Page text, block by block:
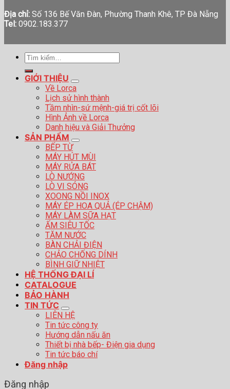
Địa chỉ: Số 136 Bế Văn Đàn, Phường Thanh Khê, TP Đà Nẵng
Tel: 0902.183.377
Tìm
kiếm:
GIỚI THIỆU
Về Lorca
Lịch sử hình thành
Tầm nhìn-sứ mệnh-giá trị cốt lõi
Hình Ảnh về Lorca
Danh hiệu và Giải Thưởng
SẢN PHẨM
BẾP TỪ
MÁY HÚT MÙI
MÁY RỬA BÁT
LÒ NƯỚNG
LÒ VI SÓNG
XOONG NỒI INOX
MÁY ÉP HOA QUẢ (ÉP CHẬM)
MÁY LÀM SỮA HẠT
ẤM SIÊU TỐC
TĂM NƯỚC
BÀN CHẢI ĐIỆN
CHẢO CHỐNG DÍNH
BÌNH GIỮ NHIỆT
HỆ THỐNG ĐẠI LÍ
CATALOGUE
BẢO HÀNH
TIN TỨC
LIÊN HỆ
Tin tức công ty
Hướng dẫn nấu ăn
Thiết bị nhà bếp- Điện gia dụng
Tin tức báo chí
Đăng nhập
Đăng nhập